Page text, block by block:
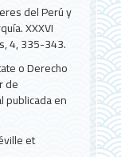
del Perú y
XXXVI
4, 335-343.
o Derecho
de
publicada en
et